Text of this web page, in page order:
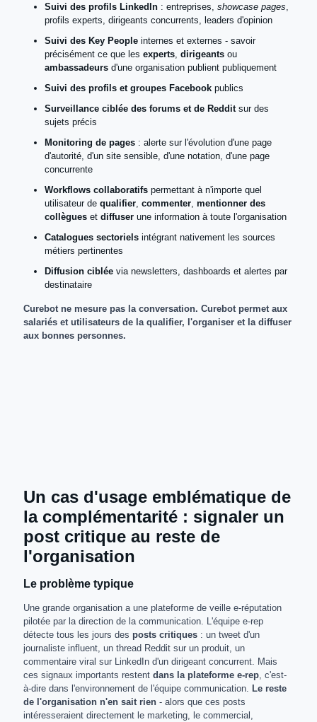
Suivi des profils LinkedIn : entreprises, showcase pages
profils experts, dirigeants concurrents, leaders d'opinion
Suivi des Key People internes et externes - savoir
précisément ce que les experts dirigeants ou
ambassadeurs d'une organisation publient publiquement
Suivi des profils et groupes Facebook publics
Surveillance ciblée des forums et de Reddit sur des
sujets précis
Monitoring de pages : alerte sur l'évolution d'une page
d'autorité, d'un site sensible, d'une notation, d'une page
concurrente
Workflows collaboratifs permettant à n'importe quel
utilisateur de qualifier commenter mentionner des
collègues et diffuser une information à toute l'organisation
Catalogues sectoriels intégrant nativement les sources
métiers pertinentes
Diffusion ciblée via newsletters, dashboards et alertes par
destinataire
Curebot ne mesure pas la conversation. Curebot permet aux
salariés et utilisateurs de la qualifier, l'organiser et la diffuser
aux bonnes personnes.
Un cas d'usage emblématique de
la complémentarité : signaler un
post critique au reste de
l'organisation
Le problème typique
Une grande organisation a une plateforme de veille e-réputation
pilotée par la direction de la communication. L'équipe e-rep
détecte tous les jours des posts critiques : un tweet d'un
journaliste influent, un thread Reddit sur un produit, un
commentaire viral sur LinkedIn d'un dirigeant concurrent. Mais
ces signaux importants restent dans la plateforme e-rep , c'est-
à-dire dans l'environnement de l'équipe communication.
Le reste
de l'organisation n'en sait rien - alors que ces posts
intéresseraient directement le marketing, le commercial,